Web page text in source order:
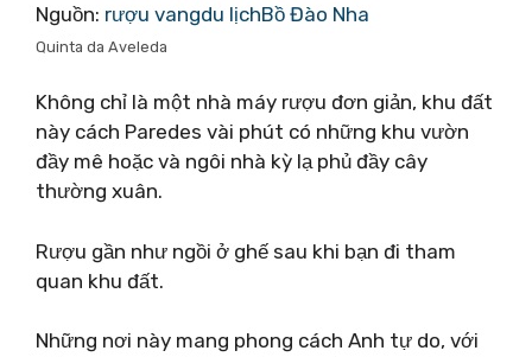
Nguồn: rượu vangdu lịchBồ Đào Nha
Quinta da Aveleda
Không chỉ là một nhà máy rượu đơn giản, khu đất
này cách Paredes vài phút có những khu vườn
đầy mê hoặc và ngôi nhà kỳ lạ phủ đầy cây
thường xuân.
Rượu gần như ngồi ở ghế sau khi bạn đi tham
quan khu đất.
Những nơi này mang phong cách Anh tự do, với